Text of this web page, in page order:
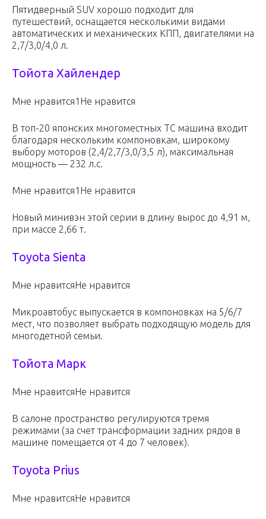
Пятидверный SUV хорошо подходит для
путешествий, оснащается несколькими видами
автоматических и механических КПП, двигателями на
2,7/3,0/4,0 л.
Тойота Хайлендер
Мне нравится1Не нравится
В топ-20 японских многоместных ТС машина входит
благодаря нескольким компоновкам, широкому
выбору моторов (2,4/2,7/3,0/3,5 л), максимальная
мощность — 232 л.с.
Мне нравится1Не нравится
Новый минивэн этой серии в длину вырос до 4,91 м,
при массе 2,66 т.
Toyota Sienta
Мне нравитсяНе нравится
Микроавтобус выпускается в компоновках на 5/6/7
мест, что позволяет выбрать подходящую модель для
многодетной семьи.
Тойота Марк
Мне нравитсяНе нравится
В салоне пространство регулируются тремя
режимами (за счет трансформации задних рядов в
машине помещается от 4 до 7 человек).
Toyota Prius
Мне нравитсяНе нравится